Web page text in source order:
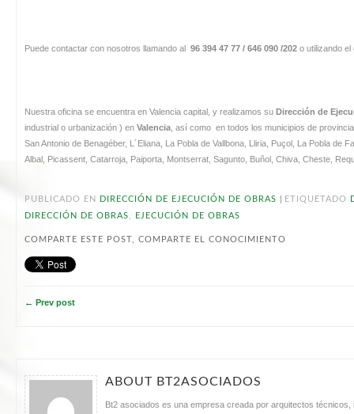
Puede contactar con nosotros llamando al 96 394 47 77 / 646 090 /202 o utilizando
Nuestra oficina se encuentra en Valencia capital, y realizamos su Dirección de
industrial o urbanización ) en Valencia , así como en todos los municipios de
San Antonio de Benagéber, L´Eliana, La Pobla de Vallbona, Lliria, Puçol, La Pobla de
Albal, Picassent, Catarroja, Paiporta, Montserrat, Sagunto, Buñol, Chiva, Cheste,
PUBLICADO EN DIRECCIÓN DE EJECUCIÓN DE OBRAS | ETIQUETADO
DIRECCIÓN DE OBRAS
EJECUCIÓN DE OBRAS
COMPARTE ESTE POST, COMPARTE EL CONOCIMIENTO
← Prev post
ABOUT BT2ASOCIADOS
Bt2 asociados es una empresa creada por arquitectos